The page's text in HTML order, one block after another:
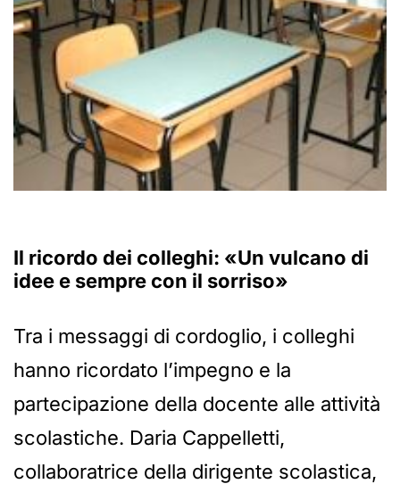
Il ricordo dei colleghi: «Un vulcano di
idee e sempre con il sorriso»
Tra i messaggi di cordoglio, i colleghi
hanno ricordato l’impegno e la
partecipazione della docente alle attività
scolastiche. Daria Cappelletti,
collaboratrice della dirigente scolastica,